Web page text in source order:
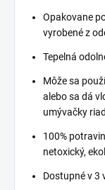
Opakovane
vyrobené z
Tepelná
Môže sa
alebo sa dá
umývačky
100%
netoxický,
Dostupné v 3